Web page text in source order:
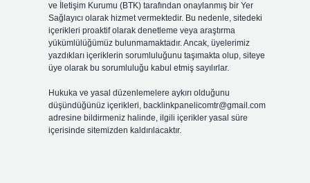
ve İletişim Kurumu (BTK) tarafından onaylanmış bir Yer
Sağlayıcı olarak hizmet vermektedir. Bu nedenle, sitedeki
içerikleri proaktif olarak denetleme veya araştırma
yükümlülüğümüz bulunmamaktadır. Ancak, üyelerimiz
yazdıkları içeriklerin sorumluluğunu taşımakta olup, siteye
üye olarak bu sorumluluğu kabul etmiş sayılırlar.
Hukuka ve yasal düzenlemelere aykırı olduğunu
düşündüğünüz içerikleri, backlinkpanelicomtr@gmail.com
adresine bildirmeniz halinde, ilgili içerikler yasal süre
içerisinde sitemizden kaldırılacaktır.